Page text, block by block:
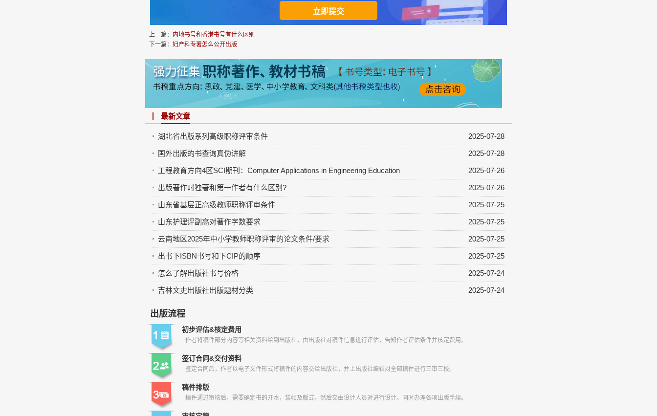
上一篇：
内地书号和香港书号有什么区别
下一篇： 妇产科专著怎么公开出版
最新文章
2025-07-28
湖北省出版系列高级职称评审条件
2025-07-28
国外出版的书查询真伪讲解
2025-07-26
工程教育方向4区SCI期刊：Computer Applications in Engineering Education
2025-07-26
出版著作时独著和第一作者有什么区别?
2025-07-25
山东省基层正高级教师职称评审条件
2025-07-25
山东护理评副高对著作字数要求
2025-07-25
云南地区2025年中小学教师职称评审的论文条件/要求
2025-07-25
出书下ISBN书号和下CIP的顺序
2025-07-24
怎么了解出版社书号价格
2025-07-24
吉林文史出版社出版题材分类
出版流程
初步评估&核定费用
作者将稿件部分内容等相关资料给到出版社，由出版社对稿件信息进行评估，告知作者评估条件并核定费用。
签订合同&交付资料
鉴定合同后，作者以电子文件形式将稿件的内容交给出版社，并上出版社编辑对全部稿件进行三审三校。
稿件排版
稿件通过审核后，需要确定书的开本，装帧及版式，然后交由设计人员对进行设计。同时办理各项出版手续。